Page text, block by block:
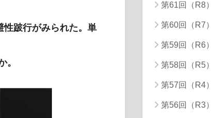
跛行がみられた。単
。
第61回（R8）
第60回（R7）
第59回（R6）
第58回（R5）
第57回（R4）
第56回（R3）